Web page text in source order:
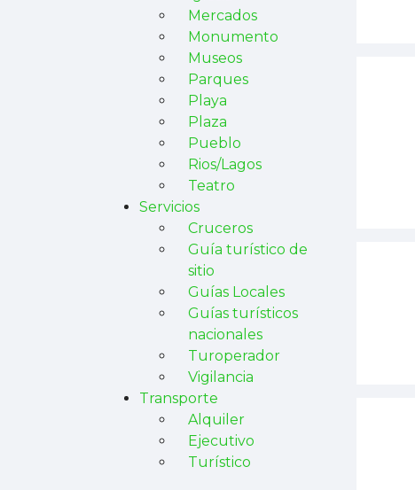
Mercados
Monumento
Museos
Parques
Playa
Plaza
Pueblo
Rios/Lagos
Teatro
Servicios
Cruceros
Guía turístico de
sitio
Guías Locales
Guías turísticos
nacionales
Turoperador
Vigilancia
Transporte
Alquiler
Ejecutivo
Turístico